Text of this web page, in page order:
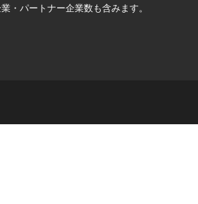
・パートナー企業数も含みます。